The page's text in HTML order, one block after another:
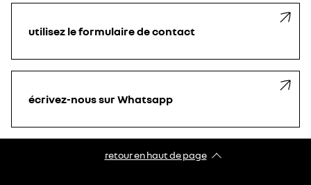
utilisez le formulaire de contact
écrivez-nous sur Whatsapp
retour en haut de page​